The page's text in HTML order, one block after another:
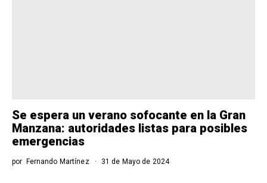
Se espera un verano sofocante en la Gran
Manzana: autoridades listas para posibles
emergencias
por Fernando Martínez 31 de Mayo de 2024